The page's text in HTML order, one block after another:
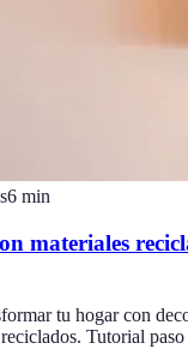
6 min
materiales
tu hogar con
Tutorial